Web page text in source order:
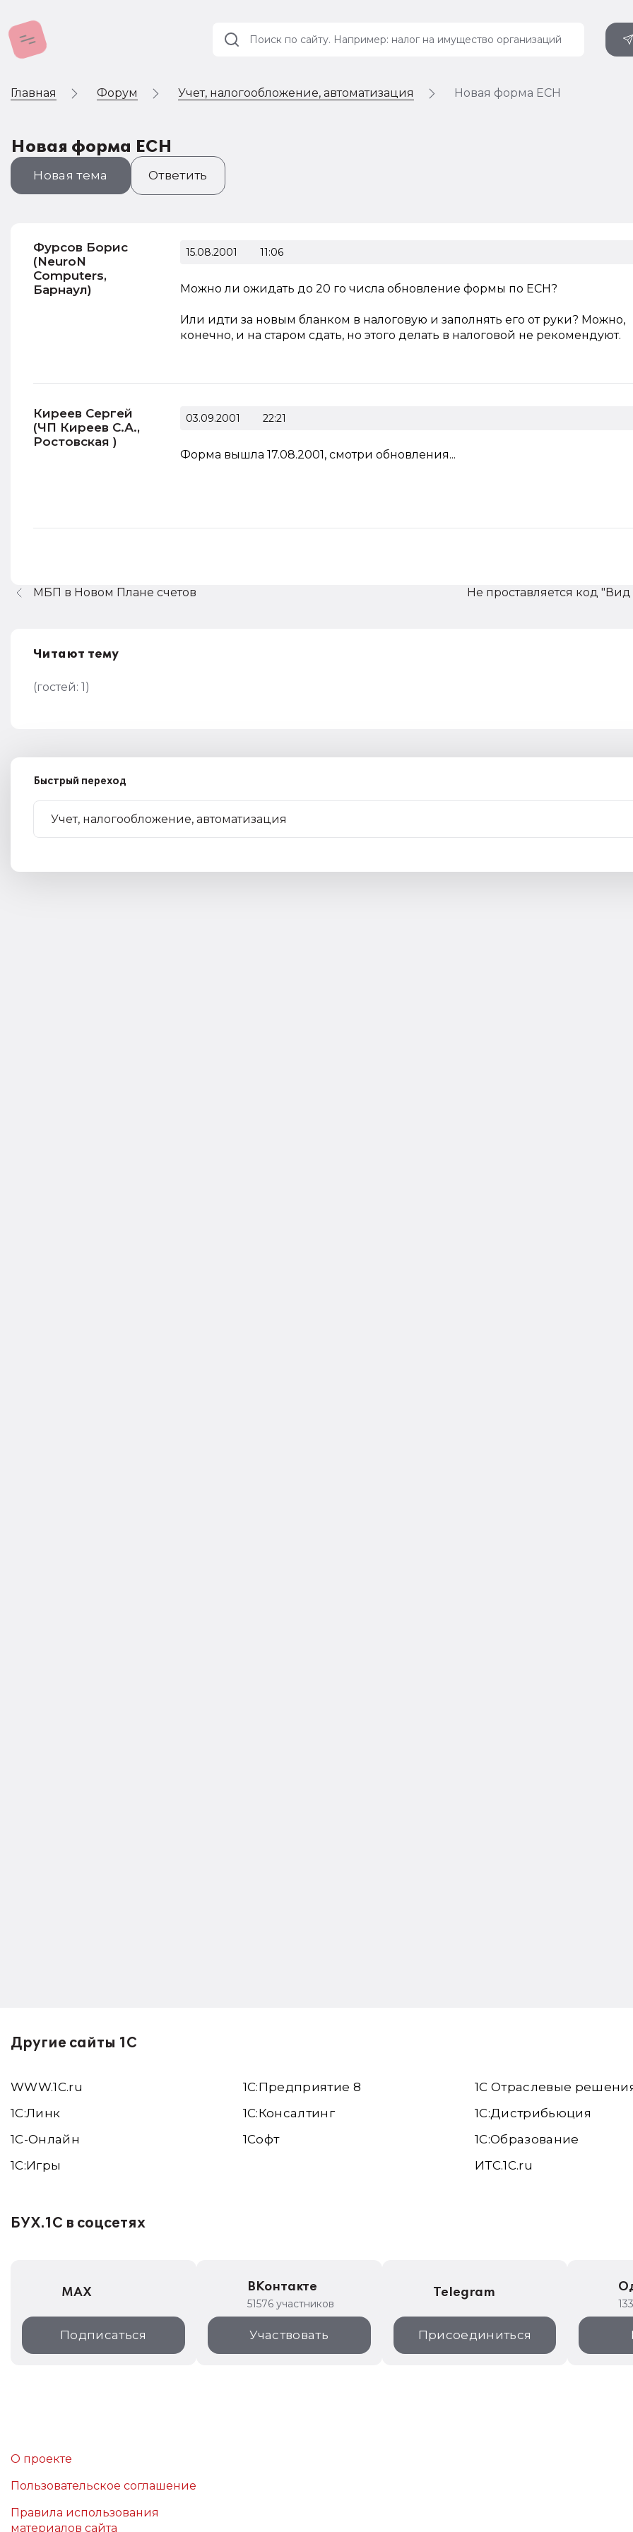
Главная Форум Учет, налогообложение, автоматизация Новая форма ЕСН
Новая форма ЕСН
Новая тема Ответить
Фурсов Борис
(NeuroN
Computers,
Барнаул)
15.08.2001 11:06
Можно ли ожидать до 20 го числа обновление формы по ЕСН?
Или идти за новым бланком в налоговую и заполнять его от руки? Можно,
конечно, и на старом сдать, но этого делать в налоговой не рекомендуют.
Киреев Сергей
(ЧП Киреев С.А.,
Ростовская )
03.09.2001 22:21
Форма вышла 17.08.2001, смотри обновления...
МБП в Новом Плане счетов
Читают тему
(гостей: 1)
Быстрый переход
Другие сайты 1С
WWW.1С.ru
1С:Линк
1С-Онлайн
1C:Игры
1С:Предприятие 8
1С:Консалтинг
1Софт
1С Отраслевые
1С:Дистрибьюция
1С:Образование
ИТС.1C.ru
БУХ.1С в соцсетях
MAX
Подписаться
ВКонтакте
51576 участников
Участвовать
Telegram
Присоединиться
О проекте
Пользовательское соглашение
Правила использования
материалов сайта
Учет и
Автоматизация